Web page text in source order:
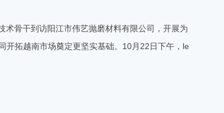
骨干到访阳江市伟艺抛磨材料有限公司，开展为
开拓越南市场奠定更坚实基础。10月22日下午，le